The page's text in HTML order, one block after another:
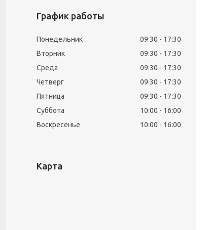
График работы
Понедельник 09:30
17:30
Вторник
09:30
17:30
Среда
09:30
17:30
Четверг
09:30
17:30
Пятница
09:30
17:30
Суббота
10:00
16:00
Воскресенье
10:00 16:00
Карта